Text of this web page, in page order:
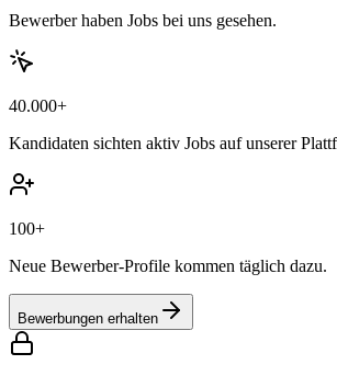
Bewerber haben Jobs bei uns gesehen.
40.000+
Kandidaten sichten aktiv Jobs auf unserer
100+
Neue Bewerber-Profile kommen täglich dazu.
Bewerbungen erhalten